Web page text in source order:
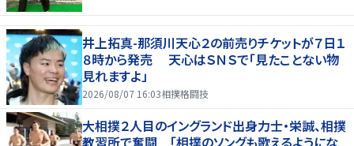
井上拓真-那須川天心２の前売りチケットが７日１
８時から発売 天心はＳＮＳで「見たことない物
見れますよ」
2026/08/07 16:03相撲格闘技
大相撲２人目のイングランド出身力士・栄誠、相撲